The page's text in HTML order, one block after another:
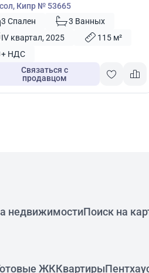
Кипр № 53665
3 Спален
3 Ванных
IV квартал, 2025
115 м²
+ НДС
Связаться с
продавцом
недвижимостиПоиск на
ЖККвартиры